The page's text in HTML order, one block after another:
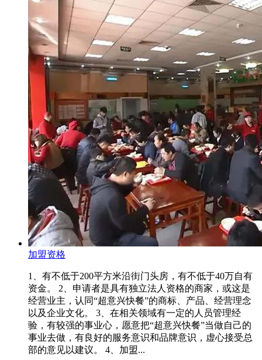
加盟资格
1、有不低于200平方米沿街门头房，有不低于40万自有
资金。 2、申请者是具有独立法人资格的商家，或这是
经营业主，认同“超意兴快餐”的商标、产品、经营理念
以及企业文化。 3、在相关领域有一定的人员管理经
验，有较强的事业心，愿意把“超意兴快餐”当做自己的
事业去做，有良好的服务意识和品牌意识，虚心接受总
部的意见以建议。 4、加盟...